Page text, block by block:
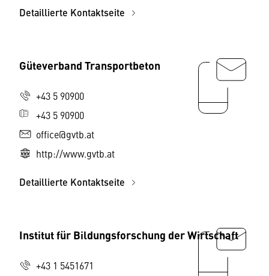
Detaillierte Kontaktseite
Güteverband Transportbeton
+43 5 90900
+43 5 90900
office@gvtb.at
http://www.gvtb.at
Detaillierte Kontaktseite
Institut für Bildungsforschung der Wirtschaft
+43 1 5451671